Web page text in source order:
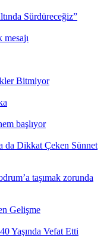
Sürdüreceğiz”
Bitmiyor
başlıyor
da Dikkat Çeken Sünnet
taşımak zorunda
Gelişme
Yaşında Vefat Etti